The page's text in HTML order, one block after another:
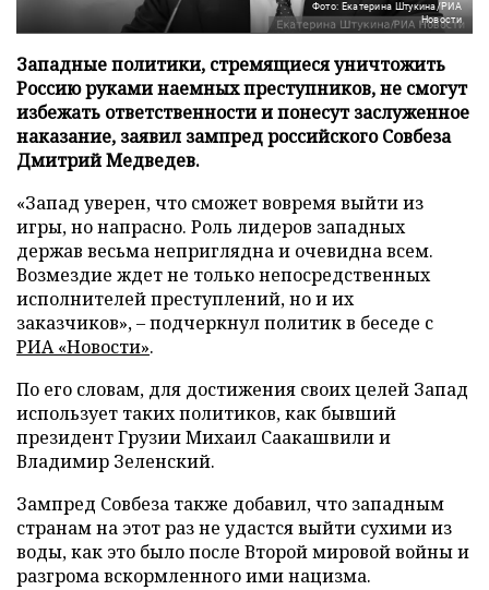
Фото: Екатерина Штукина/РИА
Новости
Западные политики, стремящиеся уничтожить
Россию руками наемных преступников, не смогут
избежать ответственности и понесут заслуженное
наказание, заявил зампред российского Совбеза
Дмитрий Медведев.
«Запад уверен, что сможет вовремя выйти из
игры, но напрасно. Роль лидеров западных
держав весьма неприглядна и очевидна всем.
Возмездие ждет не только непосредственных
исполнителей преступлений, но и их
заказчиков», – подчеркнул политик в беседе с
РИА «Новости».
По его словам, для достижения своих целей Запад
использует таких политиков, как бывший
президент Грузии Михаил Саакашвили и
Владимир Зеленский.
Зампред Совбеза также добавил, что западным
странам на этот раз не удастся выйти сухими из
воды, как это было после Второй мировой войны и
разгрома вскормленного ими нацизма.